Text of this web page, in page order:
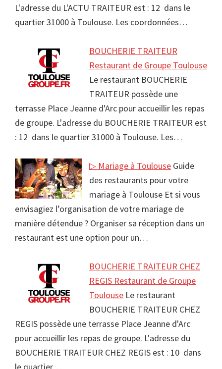
L'adresse du L'ACTU TRAITEUR est : 12 dans le
quartier 31000 à Toulouse. Les coordonnées…
BOUCHERIE TRAITEUR
Restaurant de Groupe Toulouse
Le restaurant BOUCHERIE
TRAITEUR possède une
terrasse Place Jeanne d'Arc pour accueillir les repas
de groupe. L'adresse du BOUCHERIE TRAITEUR est
: 12 dans le quartier 31000 à Toulouse. Les…
▷ Mariage à Toulouse Guide
des restaurants pour votre
mariage à Toulouse Et si vous
envisagiez l’organisation de votre mariage de
manière détendue ? Organiser sa réception dans un
restaurant est une option pour un…
BOUCHERIE TRAITEUR CHEZ
REGIS Restaurant de Groupe
Toulouse Le restaurant
BOUCHERIE TRAITEUR CHEZ
REGIS possède une terrasse Place Jeanne d'Arc
pour accueillir les repas de groupe. L'adresse du
BOUCHERIE TRAITEUR CHEZ REGIS est : 10 dans